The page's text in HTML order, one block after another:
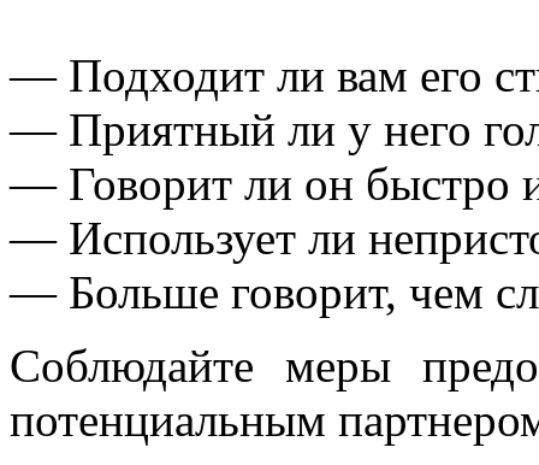
— Подходит ли вам его
— Приятный ли у него
— Говорит ли он быстро
— Использует ли
— Больше говорит, чем
Соблюдайте меры
потенциальным